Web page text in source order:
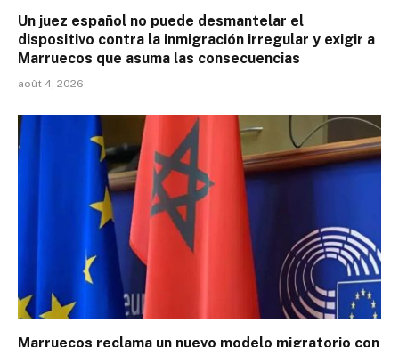
Un juez español no puede desmantelar el
dispositivo contra la inmigración irregular y exigir a
Marruecos que asuma las consecuencias
août 4, 2026
Marruecos reclama un nuevo modelo migratorio con